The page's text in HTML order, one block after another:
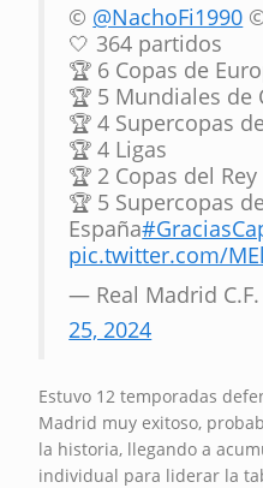
©️ @NachoFi1990
🤍 364 partidos
🏆 6 Copas de
🏆 5 Mundiales de
🏆 4 Supercopas
🏆 4 Ligas
🏆 2 Copas del Rey
🏆 5 Supercopas de
España
pic.twitter.com/
— Real Madrid
25, 2024
Estuvo 12 temporadas
Madrid muy exitoso,
la historia, llegando a
individual para liderar la